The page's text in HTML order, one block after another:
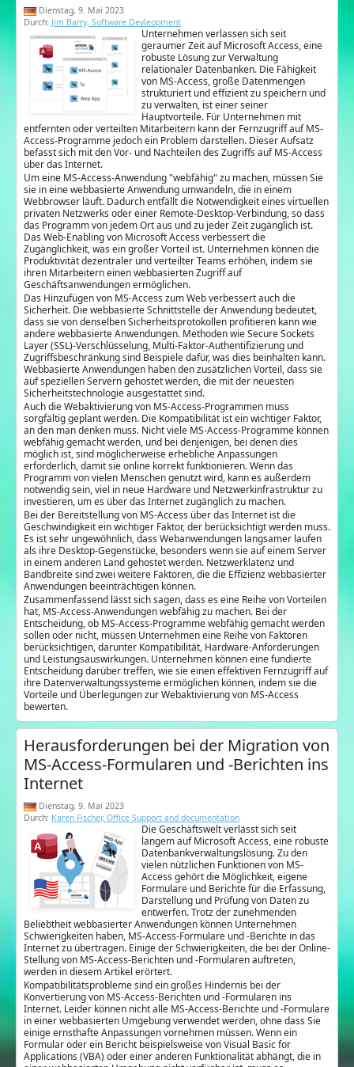
Dienstag, 9. Mai 2023
Durch: Jim Barry, Software Devleopment
Unternehmen verlassen sich seit
geraumer Zeit auf Microsoft Access, eine
robuste Lösung zur Verwaltung
relationaler Datenbanken. Die Fähigkeit
von MS-Access, große Datenmengen
strukturiert und effizient zu speichern und
zu verwalten, ist einer seiner
Hauptvorteile. Für Unternehmen mit
entfernten oder verteilten Mitarbeitern kann der Fernzugriff auf MS-
Access-Programme jedoch ein Problem darstellen. Dieser Aufsatz
befasst sich mit den Vor- und Nachteilen des Zugriffs auf MS-Access
über das Internet.
Um eine MS-Access-Anwendung "webfähig" zu machen, müssen Sie
sie in eine webbasierte Anwendung umwandeln, die in einem
Webbrowser läuft. Dadurch entfällt die Notwendigkeit eines virtuellen
privaten Netzwerks oder einer Remote-Desktop-Verbindung, so dass
das Programm von jedem Ort aus und zu jeder Zeit zugänglich ist.
Das Web-Enabling von Microsoft Access verbessert die
Zugänglichkeit, was ein großer Vorteil ist. Unternehmen können die
Produktivität dezentraler und verteilter Teams erhöhen, indem sie
ihren Mitarbeitern einen webbasierten Zugriff auf
Geschäftsanwendungen ermöglichen.
Das Hinzufügen von MS-Access zum Web verbessert auch die
Sicherheit. Die webbasierte Schnittstelle der Anwendung bedeutet,
dass sie von denselben Sicherheitsprotokollen profitieren kann wie
andere webbasierte Anwendungen. Methoden wie Secure Sockets
Layer (SSL)-Verschlüsselung, Multi-Faktor-Authentifizierung und
Zugriffsbeschränkung sind Beispiele dafür, was dies beinhalten kann.
Webbasierte Anwendungen haben den zusätzlichen Vorteil, dass sie
auf speziellen Servern gehostet werden, die mit der neuesten
Sicherheitstechnologie ausgestattet sind.
Auch die Webaktivierung von MS-Access-Programmen muss
sorgfältig geplant werden. Die Kompatibilität ist ein wichtiger Faktor,
an den man denken muss. Nicht viele MS-Access-Programme können
webfähig gemacht werden, und bei denjenigen, bei denen dies
möglich ist, sind möglicherweise erhebliche Anpassungen
erforderlich, damit sie online korrekt funktionieren. Wenn das
Programm von vielen Menschen genutzt wird, kann es außerdem
notwendig sein, viel in neue Hardware und Netzwerkinfrastruktur zu
investieren, um es über das Internet zugänglich zu machen.
Bei der Bereitstellung von MS-Access über das Internet ist die
Geschwindigkeit ein wichtiger Faktor, der berücksichtigt werden muss.
Es ist sehr ungewöhnlich, dass Webanwendungen langsamer laufen
als ihre Desktop-Gegenstücke, besonders wenn sie auf einem Server
in einem anderen Land gehostet werden. Netzwerklatenz und
Bandbreite sind zwei weitere Faktoren, die die Effizienz webbasierter
Anwendungen beeinträchtigen können.
Zusammenfassend lässt sich sagen, dass es eine Reihe von Vorteilen
hat, MS-Access-Anwendungen webfähig zu machen. Bei der
Entscheidung, ob MS-Access-Programme webfähig gemacht werden
sollen oder nicht, müssen Unternehmen eine Reihe von Faktoren
berücksichtigen, darunter Kompatibilität, Hardware-Anforderungen
und Leistungsauswirkungen. Unternehmen können eine fundierte
Entscheidung darüber treffen, wie sie einen effektiven Fernzugriff auf
ihre Datenverwaltungssysteme ermöglichen können, indem sie die
Vorteile und Überlegungen zur Webaktivierung von MS-Access
bewerten.
Herausforderungen bei der Migration von
MS-Access-Formularen und -Berichten ins
Internet
Dienstag, 9. Mai 2023
Durch: Karen Fischer, Office Support and documentation
Die Geschäftswelt verlässt sich seit
langem auf Microsoft Access, eine robuste
Datenbankverwaltungslösung. Zu den
vielen nützlichen Funktionen von MS-
Access gehört die Möglichkeit, eigene
Formulare und Berichte für die Erfassung,
Darstellung und Prüfung von Daten zu
entwerfen. Trotz der zunehmenden
Beliebtheit webbasierter Anwendungen können Unternehmen
Schwierigkeiten haben, MS-Access-Formulare und -Berichte in das
Internet zu übertragen. Einige der Schwierigkeiten, die bei der Online-
Stellung von MS-Access-Berichten und -Formularen auftreten,
werden in diesem Artikel erörtert.
Kompatibilitätsprobleme sind ein großes Hindernis bei der
Konvertierung von MS-Access-Berichten und -Formularen ins
Internet. Leider können nicht alle MS-Access-Berichte und -Formulare
in einer webbasierten Umgebung verwendet werden, ohne dass Sie
einige ernsthafte Anpassungen vornehmen müssen. Wenn ein
Formular oder ein Bericht beispielsweise von Visual Basic for
Applications (VBA) oder einer anderen Funktionalität abhängt, die in